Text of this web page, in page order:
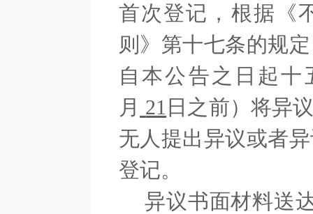
首次登记，根据《
则》第十七条的规
自本公告之日起
月 21 日之前）将异
无人提出异议或者
登记。
异议书面材料送